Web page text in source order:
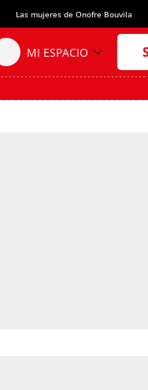
Las mujeres de Onofre Bouvila